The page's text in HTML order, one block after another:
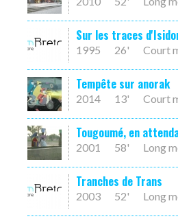
Sur les traces
1995 26' Court
Tempête sur anorak
2014 13' Court
Tougoumé, en
2001 58' Long
Tranches de Trans
2003 52' Long